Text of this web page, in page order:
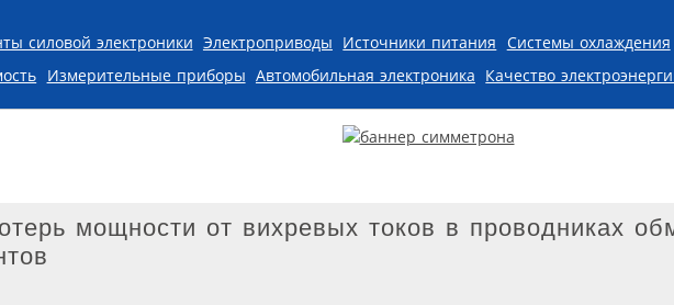
силовой электроники Электроприводы Источники питания Системы охлаждения
Измерительные приборы Автомобильная электроника Качество
мощности от вихревых токов в проводниках